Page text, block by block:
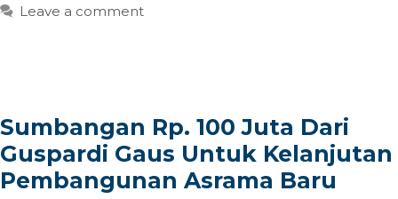
Leave a comment
Sumbangan Rp. 100 Juta Dari
Guspardi Gaus Untuk Kelanjutan
Pembangunan Asrama Baru